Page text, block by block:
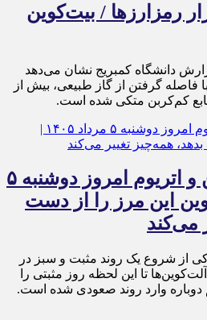
رمزارزها / بیت‌کوین
دانشگاه کمبریج نشان می‌دهد
فاصله گرفتن از گاز طبیعی، بیش از
کم‌کربن متکی شده است.
قیمت تتر، بیت‌کوین و اتریوم امروز دوشنبه ۵
| بیت‌کوین این مرز را از دست
می‌کند
از شروع یک روند مثبت و سبز در
تا این لحظه روز مثبتی را
وارد روند صعودی شده است.